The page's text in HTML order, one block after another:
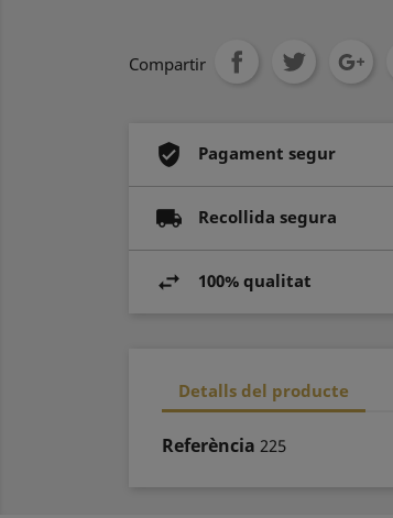
Compartir
Pagament segur
Recollida segura
100% qualitat
Detalls del producte
Referència 225